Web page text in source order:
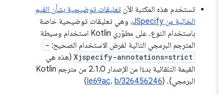
تستخدم هذه المكتبة الآنتعليقات توضيحية بشأن القيم
الخالية من JSpecify
، وهي تعليقات توضيحية خاصة
باستخدام النوع. على مطوّري Kotlin استخدام وسيطة
المترجم البرمجي التالية لفرض الاستخدام الصحيح:-
Xjspecify-annotations=strict(هذه هي
القيمة التلقائية بدءًا من الإصدار 2.1.0 من مترجم Kotlin
البرمجي). (
Ie69ac،b/326456246
)